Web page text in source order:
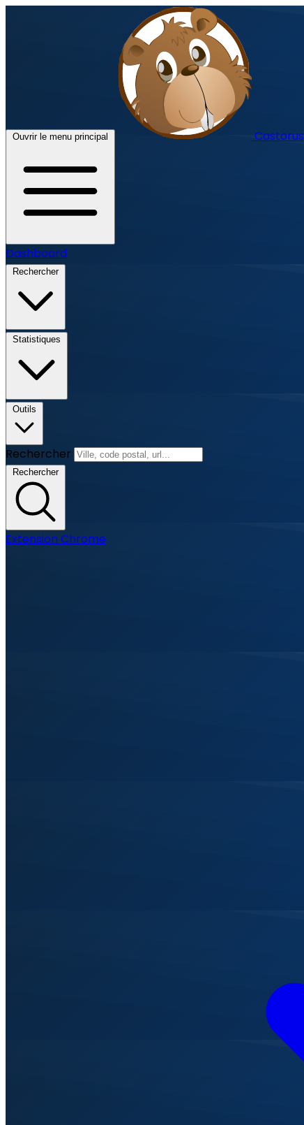
Ouvrir le menu principal Castorus
Dashboard
Rechercher
Statistiques
Outils
Rechercher
Rechercher
Extension Chrome